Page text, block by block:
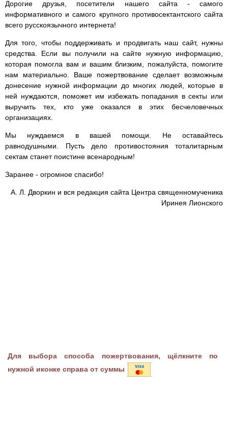
Дорогие друзья, посетители нашего сайта - самого
информативного и самого крупного противосектантского сайта
всего русскоязычного интернета!
Для того, чтобы поддерживать и продвигать наш сайт, нужны
средства. Если вы получили на сайте нужную информацию,
которая помогла вам и вашим близким, пожалуйста, помогите
нам материально. Ваше пожертвование сделает возможным
донесение нужной информации до многих людей, которые в
ней нуждаются, поможет им избежать попадания в секты или
выручить тех, кто уже оказался в этих бесчеловечных
организациях.
Мы нуждаемся в вашей помощи. Не оставайтесь
равнодушными. Пусть дело противостояния тоталитарным
сектам станет поистине всенародным!
Заранее - огромное спасибо!
А. Л. Дворкин и вся редакция сайта Центра священномученика
Иринея Лионского
Для выбора способа пожертвования, щёлкните по
нужной иконке справа от суммы